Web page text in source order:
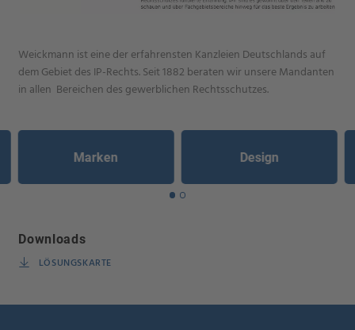
Weickmann ist eine der erfahrensten Kanzleien Deutschlands auf
dem Gebiet des IP-Rechts. Seit 1882 beraten wir unsere Mandanten
in allen Bereichen des gewerblichen Rechtsschutzes.
Marken Design
Downloads
LÖSUNGSKARTE